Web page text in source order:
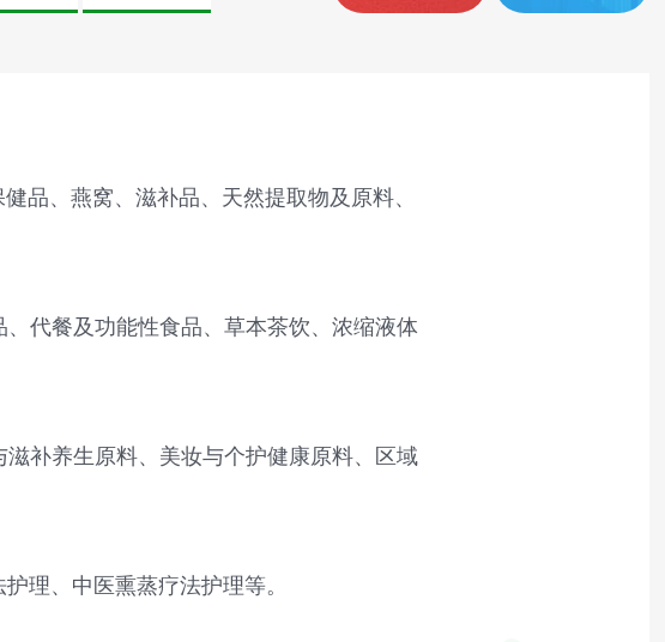
品、燕窝、滋补品、天然提取物及原料、
代餐及功能性食品、草本茶饮、浓缩液体
补养生原料、美妆与个护健康原料、区域
理、中医熏蒸疗法护理等。